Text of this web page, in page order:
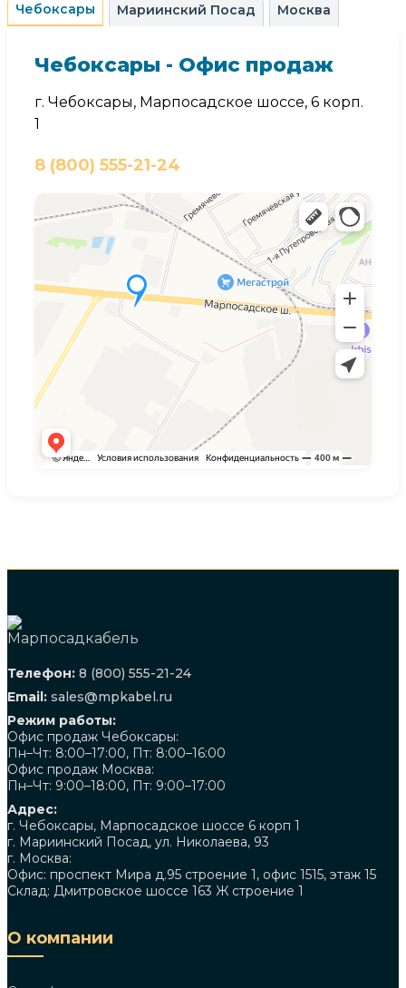
Чебоксары Мариинский Посад Москва
Чебоксары - Офис продаж
г. Чебоксары, Марпосадское шоссе, 6 корп.
1
8 (800) 555-21-24
Телефон: 8 (800) 555-21-24
Email: sales@mpkabel.ru
Режим работы:
Офис продаж Чебоксары:
Пн–Чт: 8:00–17:00, Пт: 8:00–16:00
Офис продаж Москва:
Пн–Чт: 9:00–18:00, Пт: 9:00–17:00
Адрес:
г. Чебоксары, Марпосадское шоссе 6 корп 1
г. Мариинский Посад, ул. Николаева, 93
г. Москва:
Офис: проспект Мира д.95 строение 1, офис 1515, этаж 15
Склад: Дмитровское шоссе 163 Ж строение 1
О компании